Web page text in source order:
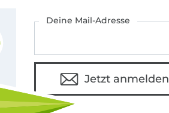
Deine Mail-Adresse
Jetzt anmelden